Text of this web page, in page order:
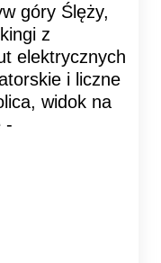
góry Ślęży,
z
elektrycznych
i liczne
widok na
-